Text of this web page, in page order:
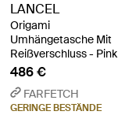
LANCEL
Origami
Umhängetasche Mit
Reißverschluss - Pink
486 €
FARFETCH
GERINGE BESTÄNDE